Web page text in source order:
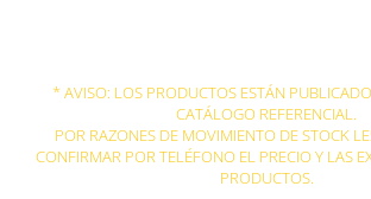
* AVISO: LOS PRODUCTOS ESTÁN
CATÁLOGO REFERENCIAL.
POR RAZONES DE MOVIMIENTO DE STOCK
CONFIRMAR POR TELÉFONO EL PRECIO Y LAS
PRODUCTOS.